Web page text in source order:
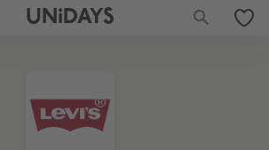
UNiDAYS